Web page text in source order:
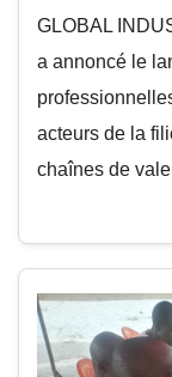
GLOBAL
a annoncé le
acteurs de la
chaînes de